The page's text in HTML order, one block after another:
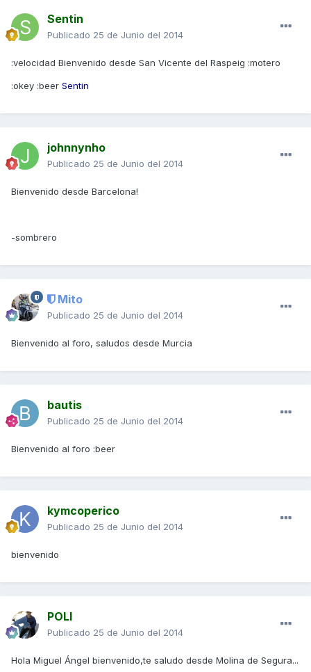
Sentin
Publicado 25 de Junio del 2014
:velocidad Bienvenido desde San Vicente del Raspeig :motero
:okey :beer Sentin
johnnynho
Publicado 25 de Junio del 2014
Bienvenido desde Barcelona!
-sombrero
Mito
Publicado 25 de Junio del 2014
Bienvenido al foro, saludos desde Murcia
bautis
Publicado 25 de Junio del 2014
Bienvenido al foro :beer
kymcoperico
Publicado 25 de Junio del 2014
bienvenido
POLI
Publicado 25 de Junio del 2014
Hola Miguel Ángel bienvenido,te saludo desde Molina de Segura...